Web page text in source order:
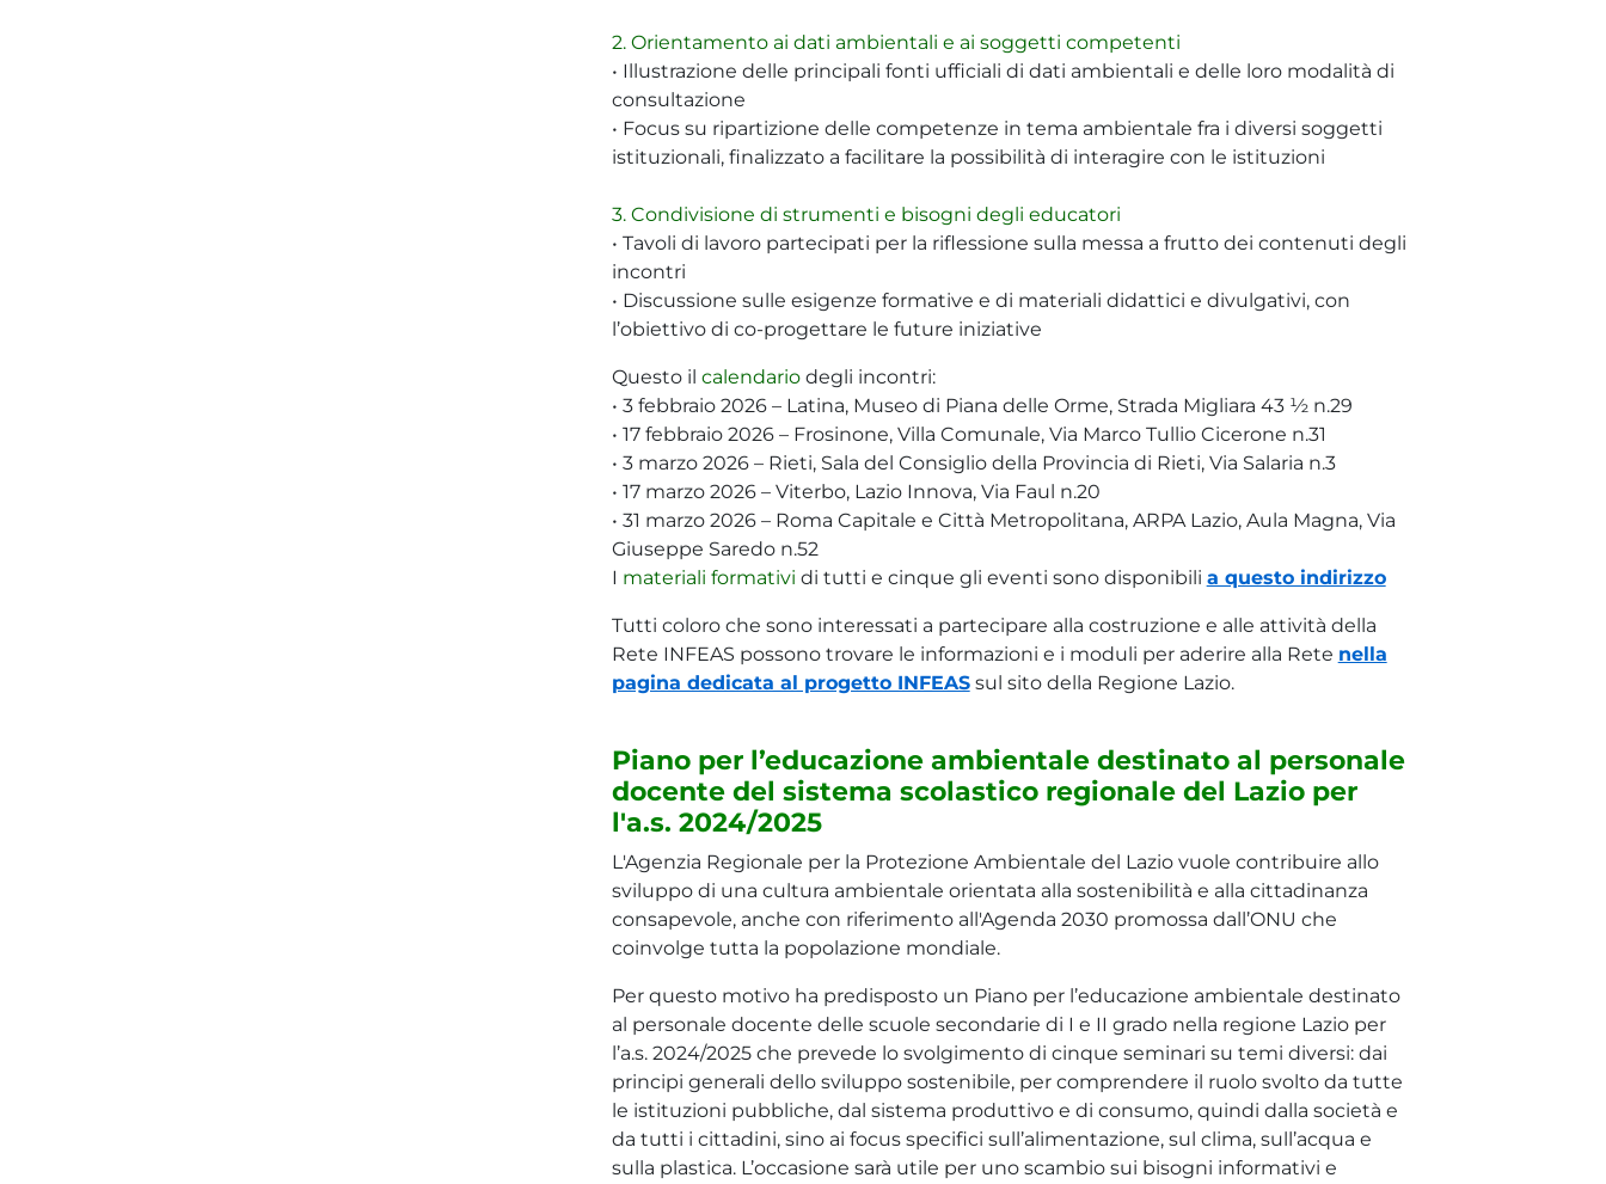
2. Orientamento ai dati ambientali e ai soggetti competenti
• Illustrazione delle principali fonti ufficiali di dati ambientali e delle loro modalità di
consultazione
• Focus su ripartizione delle competenze in tema ambientale fra i diversi soggetti
istituzionali, finalizzato a facilitare la possibilità di interagire con le istituzioni
3. Condivisione di strumenti e bisogni degli educatori
• Tavoli di lavoro partecipati per la riflessione sulla messa a frutto dei contenuti degli
incontri
• Discussione sulle esigenze formative e di materiali didattici e divulgativi, con
l’obiettivo di co-progettare le future iniziative
Questo il calendariodegli incontri:
• 3 febbraio 2026 – Latina, Museo di Piana delle Orme, Strada Migliara 43 ½ n.29
• 17 febbraio 2026 – Frosinone, Villa Comunale, Via Marco Tullio Cicerone n.31
• 3 marzo 2026 – Rieti, Sala del Consiglio della Provincia di Rieti, Via Salaria n.3
• 17 marzo 2026 – Viterbo, Lazio Innova, Via Faul n.20
• 31 marzo 2026 – Roma Capitale e Città Metropolitana, ARPA Lazio, Aula Magna, Via
Giuseppe Saredo n.52
I materiali formativi di tutti e cinque gli eventi sono disponibili a questo indirizzo
Tutti coloro che sono interessati a partecipare alla costruzione e alle attività della
Rete INFEAS possono trovare le informazioni e i moduli per aderire alla Rete nella
pagina dedicata al progetto INFEASsul sito della Regione Lazio.
Piano per l’educazione ambientale destinato al personale
docente del sistema scolastico regionale del Lazio per
l'a.s. 2024/2025
L'Agenzia Regionale per la Protezione Ambientale del Lazio vuole contribuire allo
sviluppo di una cultura ambientale orientata alla sostenibilità e alla cittadinanza
consapevole, anche con riferimento all'Agenda 2030 promossa dall’ONU che
coinvolge tutta la popolazione mondiale.
Per questo motivo ha predisposto un Piano per l’educazione ambientale destinato
al personale docente delle scuole secondarie di I e II grado nella regione Lazio per
l’a.s. 2024/2025 che prevede lo svolgimento di cinque seminari su temi diversi: dai
principi generali dello sviluppo sostenibile, per comprendere il ruolo svolto da tutte
le istituzioni pubbliche, dal sistema produttivo e di consumo, quindi dalla società e
da tutti i cittadini, sino ai focus specifici sull’alimentazione, sul clima, sull’acqua e
sulla plastica. L’occasione sarà utile per uno scambio sui bisogni informativi e